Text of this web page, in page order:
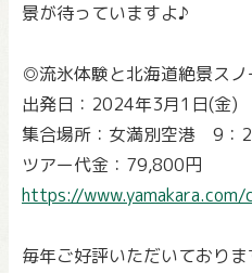
景が待っていますよ♪
◎流氷体験と北海道絶景ス
出発日：2024年3月1日(金)
集合場所：女満別空港 9：
ツアー代金：79,800円
https://
毎年ご好評いただいておりま